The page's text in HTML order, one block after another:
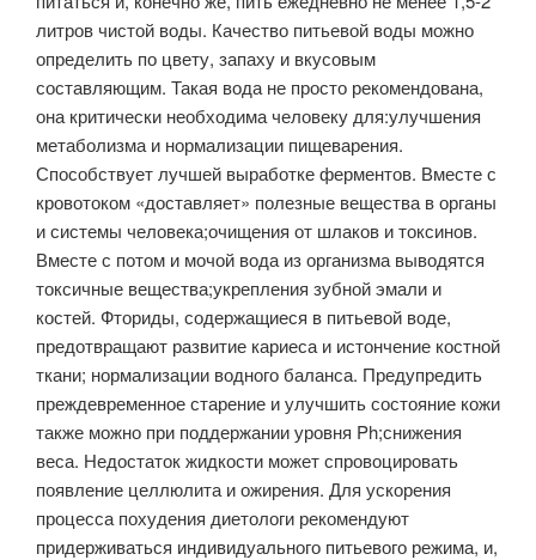
литров чистой воды. Качество питьевой воды можно
определить по цвету, запаху и вкусовым
составляющим. Такая вода не просто рекомендована,
она критически необходима человеку для:улучшения
метаболизма и нормализации пищеварения.
Способствует лучшей выработке ферментов. Вместе с
кровотоком «доставляет» полезные вещества в органы
и системы человека;очищения от шлаков и токсинов.
Вместе с потом и мочой вода из организма выводятся
токсичные вещества;укрепления зубной эмали и
костей. Фториды, содержащиеся в питьевой воде,
предотвращают развитие кариеса и истончение костной
ткани; нормализации водного баланса. Предупредить
преждевременное старение и улучшить состояние кожи
также можно при поддержании уровня Ph;снижения
веса. Недостаток жидкости может спровоцировать
появление целлюлита и ожирения. Для ускорения
процесса похудения диетологи рекомендуют
придерживаться индивидуального питьевого режима, и,